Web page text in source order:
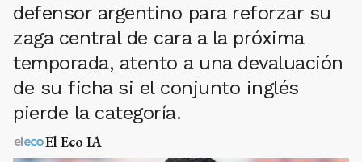
defensor argentino para reforzar su
zaga central de cara a la próxima
temporada, atento a una devaluación
de su ficha si el conjunto inglés
pierde la categoría.
El Eco IA